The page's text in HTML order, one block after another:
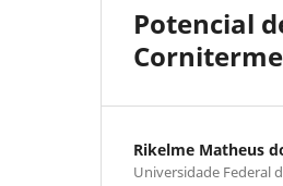
Potencial
Rikelme Matheus
Universidade Federal